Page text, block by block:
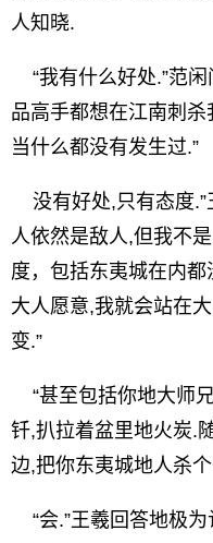
人知晓.
“我有什么好处.”范闲
品高手都想在江南刺
当什么都没有发生过.”
没有好处,只有态度.”
人依然是敌人,但我不
度，包括东夷城在内
大人愿意,我就会站在
变.”
“甚至包括你地大师
钎,扒拉着盆里地火炭.
边,把你东夷城地人杀
“会.”王羲回答地极为